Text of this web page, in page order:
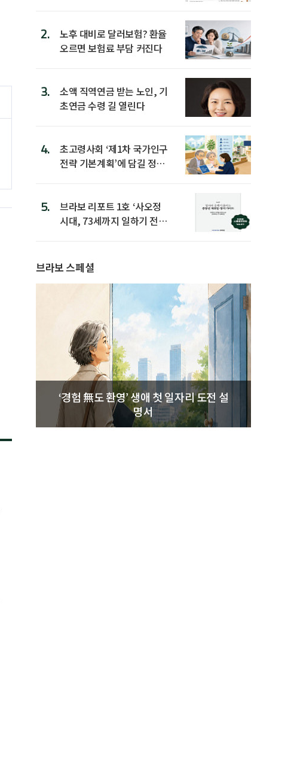
2.
노후 대비로 달러보험? 환율
오르면 보험료 부담 커진다
3.
소액 직역연금 받는 노인, 기
초연금 수령 길 열린다
4.
초고령사회 ‘제1차 국가인구
전략 기본계획’에 담길 정책
5.
브라보 리포트 1호 ‘사오정
시대, 73세까지 일하기 전략’
브라보 스페셜
‘경험 無도 환영’ 생애 첫 일자리 도전 설
명서